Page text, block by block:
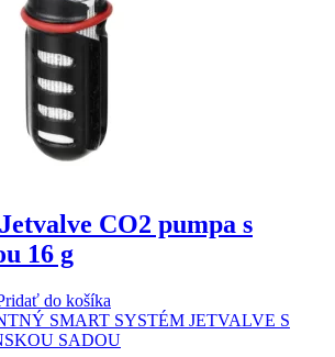
CO2 pumpa s
16 g
do košíka